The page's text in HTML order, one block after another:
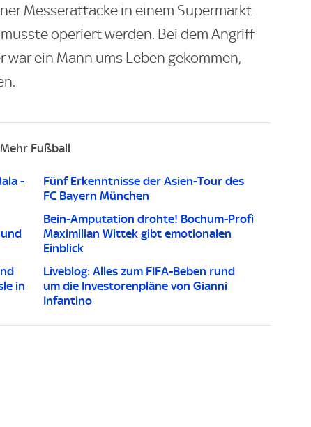
Messerattacke in einem Supermarkt
operiert werden. Bei dem Angriff
ein Mann ums Leben gekommen,
Mehr Fußball
-
Fünf Erkenntnisse der Asien-Tour des
FC Bayern München
Bein-Amputation drohte! Bochum-Profi
Maximilian Wittek gibt emotionalen
Einblick
in
Liveblog: Alles zum FIFA-Beben rund
um die Investorenpläne von Gianni
Infantino